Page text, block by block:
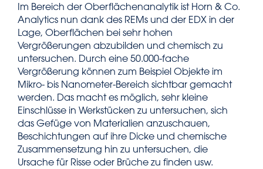
Im Bereich der Oberflächenanalytik ist Horn & Co.
Analytics nun dank des REMs und der EDX in der
Lage, Oberflächen bei sehr hohen
Vergrößerungen abzubilden und chemisch zu
untersuchen. Durch eine 50.000-fache
Vergrößerung können zum Beispiel Objekte im
Mikro- bis Nanometer-Bereich sichtbar gemacht
werden. Das macht es möglich, sehr kleine
Einschlüsse in Werkstücken zu untersuchen, sich
das Gefüge von Materialien anzuschauen,
Beschichtungen auf ihre Dicke und chemische
Zusammensetzung hin zu untersuchen, die
Ursache für Risse oder Brüche zu finden usw.